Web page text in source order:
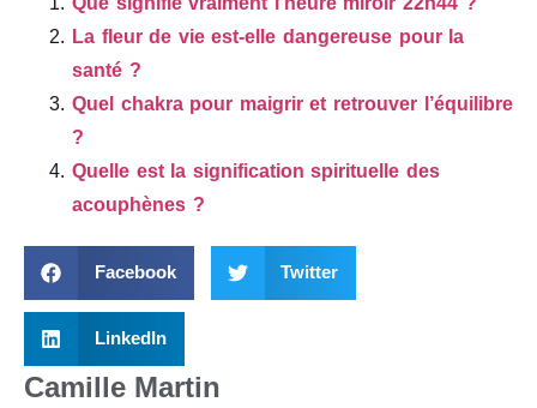
La fleur de vie est-elle dangereuse pour la
santé ?
Quel chakra pour maigrir et retrouver l’équilibre
?
Quelle est la signification spirituelle des
acouphènes ?
Facebook Twitter
LinkedIn
Camille Martin